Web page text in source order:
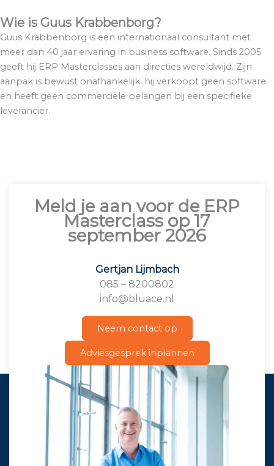
Wie is Guus Krabbenborg?
Guus Krabbenborg is een internationaal consultant met
meer dan 40 jaar ervaring in business software. Sinds 2005
geeft hij ERP Masterclasses aan directies wereldwijd. Zijn
aanpak is bewust onafhankelijk: hij verkoopt geen software
en heeft geen commerciële belangen bij een specifieke
leverancier.
Meld je aan voor de ERP
Masterclass op 17
september 2026
Gertjan Lijmbach
085 – 8200802
info@bluace.nl
Neem contact op
Adviesgesprek inplannen